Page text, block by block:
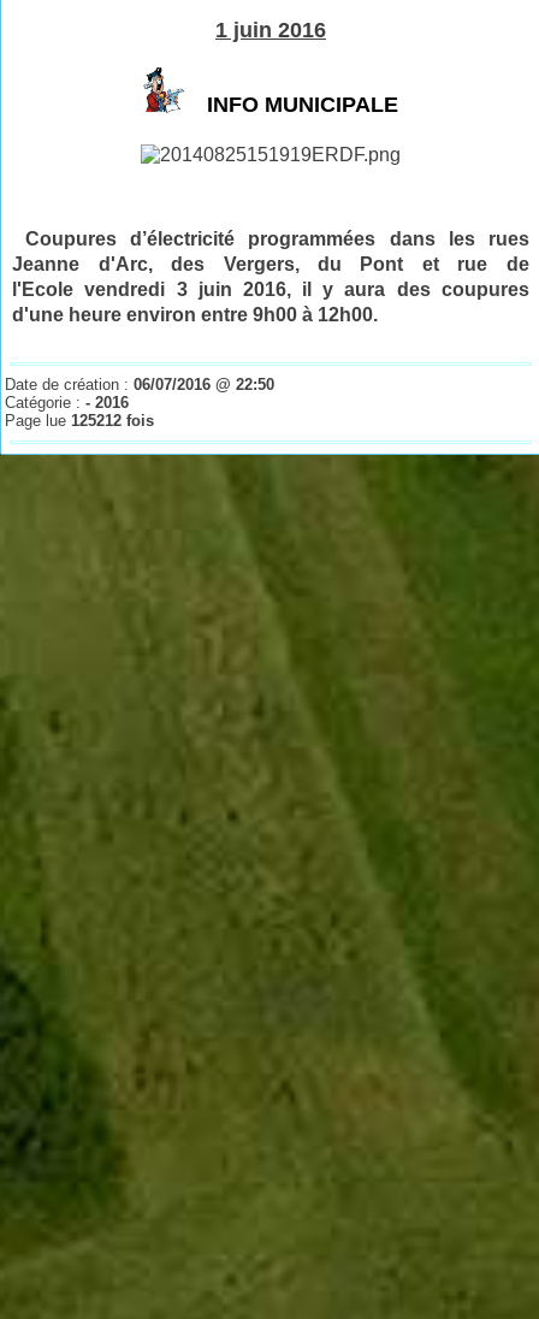
1 juin 2016
INFO MUNICIPALE
Coupures d’électricité programmées dans les rues
Jeanne d'Arc, des Vergers, du Pont et rue de
l'Ecole vendredi 3 juin 2016, il y aura des coupures
d'une heure environ entre 9h00 à 12h00.
Date de création :06/07/2016 @ 22:50
Catégorie :- 2016
Page lue 125212 fois